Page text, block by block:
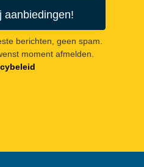
aanbiedingen!
berichten, geen spam.
moment afmelden.